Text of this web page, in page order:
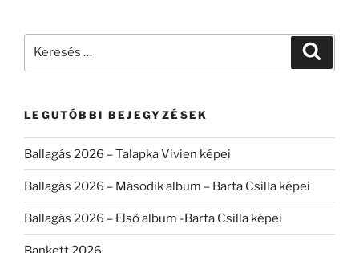
LEGUTÓBBI BEJEGYZÉSEK
Ballagás 2026 – Talapka Vivien képei
Ballagás 2026 – Második album – Barta Csilla képei
Ballagás 2026 – Első album -Barta Csilla képei